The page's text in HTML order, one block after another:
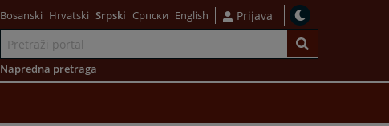
Bosanski Hrvatski Srpski Српски English Prijava
Napredna pretraga